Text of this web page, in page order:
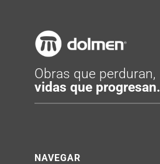
Obras que perduran,
vidas que progresan.
NAVEGAR